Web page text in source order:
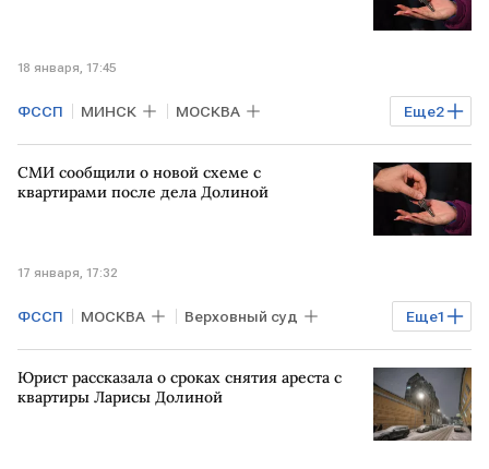
18 января, 17:45
Еще2
ФССП МИНСК МОСКВА
Верховный суд Мосгорсуд
СМИ сообщили о новой схеме с
квартирами после дела Долиной
17 января, 17:32
Еще1
ФССП МОСКВА Верховный суд
Мосгорсуд
Юрист рассказала о сроках снятия ареста с
квартиры Ларисы Долиной